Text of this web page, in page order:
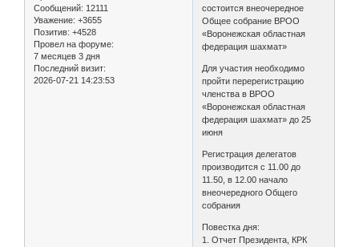
Сообщений: 12111
Уважение: +3655
Позитив: +4528
Провел на форуме:
7 месяцев 3 дня
Последний визит:
2026-07-21 14:23:53
состоится внеочередное
Общее собрание ВРОО
«Воронежская областная
федерация шахмат»
Для участия необходимо
пройти перерегистрацию
членства в ВРОО
«Воронежская областная
федерация шахмат» до 25
июня
Регистрация делегатов
производится с 11.00 до
11.50, в 12.00 начало
внеочередного Общего
собрания
Повестка дня:
1. Отчет Президента, КРК